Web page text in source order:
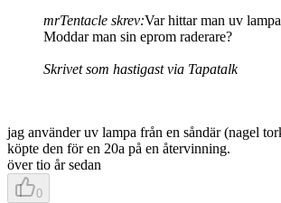
mrTentacle skrev:Var hittar man uv
Moddar man sin eprom raderare?
Skrivet som hastigast via Tapatalk
jag använder uv lampa från en såndär (nagel
köpte den för en 20a på en återvinning.
över tio år sedan
0